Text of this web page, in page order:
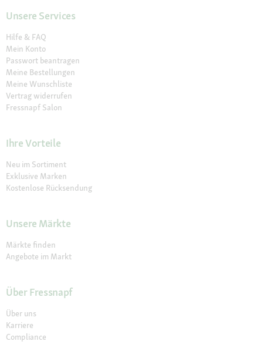
Unsere Services
Hilfe & FAQ
Mein Konto
Passwort beantragen
Meine Bestellungen
Meine Wunschliste
Vertrag widerrufen
Fressnapf Salon
Ihre Vorteile
Neu im Sortiment
Exklusive Marken
Kostenlose Rücksendung
Unsere Märkte
Märkte finden
Angebote im Markt
Über Fressnapf
Über uns
Karriere
Compliance